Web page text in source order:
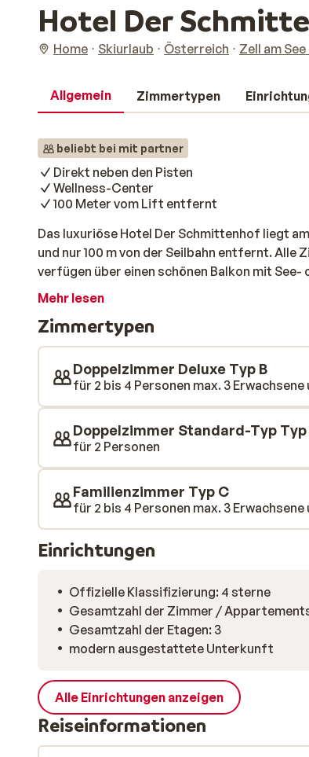
Hotel Der
Home Skiurlaub Österreich Zell am
Allgemein Zimmertypen
beliebt bei mit partner
Direkt neben den Pisten
Wellness-Center
100 Meter vom Lift entfernt
Das luxuriöse Hotel Der Schmittenhof liegt
und nur 100 m von der Seilbahn entfernt. Alle
verfügen über einen schönen Balkon mit
der Biosauna, der Kräutersauna oder im
Restaurant serviert internationale Gerichte,
aus dem Weinkeller. Nach dem Essen sollten
Schnaps probieren.
Mehr lesen
Zimmertypen
Doppelzimmer Deluxe Typ B
für 2 bis 4 Personen max. 3 Erwachsene
Doppelzimmer Standard-Typ Typ
für 2 Personen
Familienzimmer Typ C
für 2 bis 4 Personen max. 3 Erwachsene
Einrichtungen
Offizielle Klassifizierung: 4 sterne
Gesamtzahl der Zimmer /
Gesamtzahl der Etagen: 3
modern ausgestattete Unterkunft
Alle Einrichtungen anzeigen
Reiseinformationen